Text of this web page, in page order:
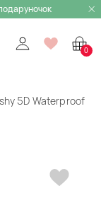
0
5D Waterproof